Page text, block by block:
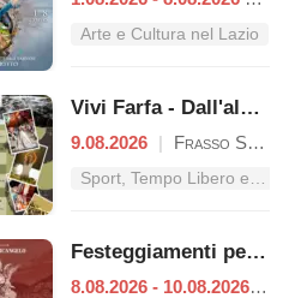
Arte e Cultura nel Lazio
Vivi Farfa - Dall'alba al tramonto
9.08.2026 | Frasso Sabino
Sport, Tempo Libero e Divertimento nel Lazio
Festeggiamenti per San Michele Arcangelo
8.08.2026 - 10.08.2026
|